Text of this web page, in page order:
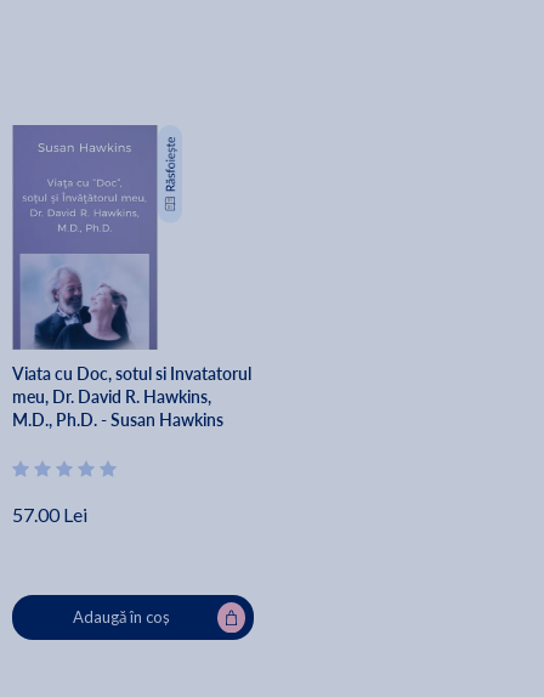
Viata cu Doc, sotul si Invatatorul
meu, Dr. David R. Hawkins,
M.D., Ph.D. - Susan Hawkins
57.00 Lei
Adaugă în coș